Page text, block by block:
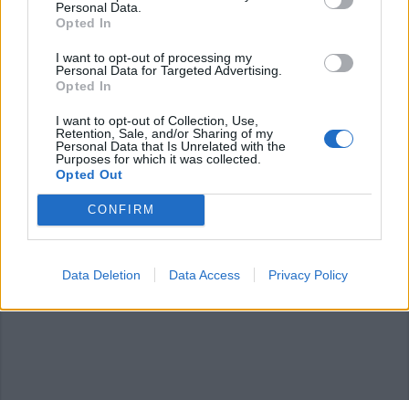
Personal Data.
Opted In
I want to opt-out of processing my
Personal Data for Targeted Advertising.
Opted In
I want to opt-out of Collection, Use,
Retention, Sale, and/or Sharing of my
Personal Data that Is Unrelated with the
Purposes for which it was collected.
Opted Out
CONFIRM
Data Deletion Data Access Privacy Policy
Accedioregistratiper commentare questo
articolo.
L'email è richiesta ma non verrà mostrata ai visitatori. Il contenuto di questo
commento esprime il pensiero dell'autore e non rappresenta la linea editoriale
di VareseNews.it, che rimane autonoma e indipendente. I messaggi inclusi nei
commenti non sono testi giornalistici, ma post inviati dai singoli lettori che
possono essere automaticamente pubblicati senza filtro preventivo. I commenti
che includano uno o più link a siti esterni verranno rimossi in automatico dal
sistema.